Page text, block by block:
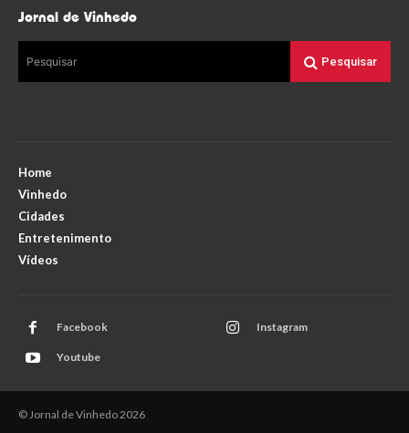
Jornal de Vinhedo
Pesquisar Pesquisar
Home
Vinhedo
Cidades
Entretenimento
Vídeos
Facebook Instagram
Youtube
© Jornal de Vinhedo 2026